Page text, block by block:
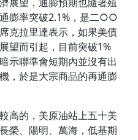
展望，通膨預期也隨著殖
膨率突破2.1%，是二○○
克拉里達表示，如果美債
望而引起，目前突破1%
示聯準會短期內並沒有出
，於是大宗商品的再通膨
高的，美原油站上五十美
榮、陽明、萬海，低基期